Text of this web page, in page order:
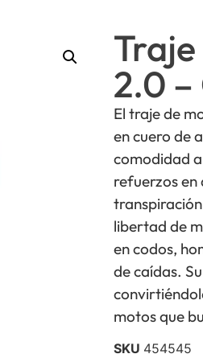
Traje
2.0
El traje de
en cuero de
comodidad
refuerzos en
libertad de
en codos,
de caídas.
motos que
SKU 454545